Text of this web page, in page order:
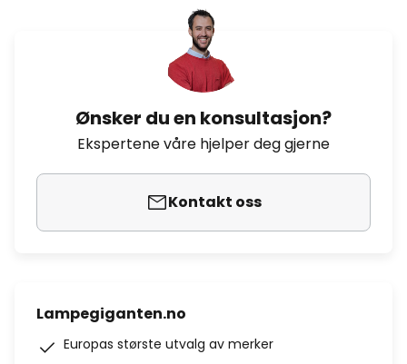
Ønsker du en konsultasjon?
Ekspertene våre hjelper deg gjerne
Kontakt oss
Lampegiganten.no
Europas største utvalg av merker